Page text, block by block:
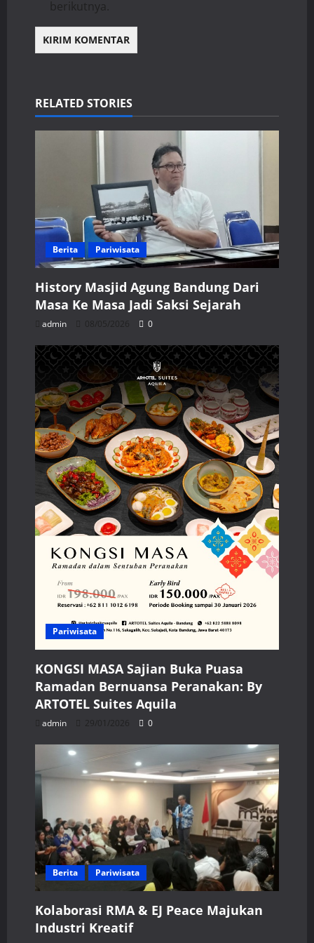
berikutnya.
RELATED STORIES
Berita Pariwisata
History Masjid Agung Bandung Dari
Masa Ke Masa Jadi Saksi Sejarah
admin 08/05/2026 0
Pariwisata
KONGSI MASA Sajian Buka Puasa
Ramadan Bernuansa Peranakan: By
ARTOTEL Suites Aquila
admin 29/01/2026 0
Berita Pariwisata
Kolaborasi RMA & EJ Peace Majukan
Industri Kreatif